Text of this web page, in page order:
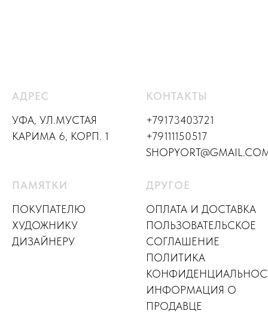
АДРЕС
УФА, УЛ.МУСТАЯ
КАРИМА 6, КОРП. 1
КОНТАКТЫ
+79173403721
+79111150517
ПАМЯТКИ
ПОКУПАТЕЛЮ
ХУДОЖНИКУ
ДИЗАЙНЕРУ
ДРУГОЕ
ОПЛАТА И ДОСТАВКА
ПОЛЬЗОВАТЕЛЬСКОЕ
СОГЛАШЕНИЕ
ПОЛИТИКА
ИНФОРМАЦИЯ О
ПРОДАВЦЕ